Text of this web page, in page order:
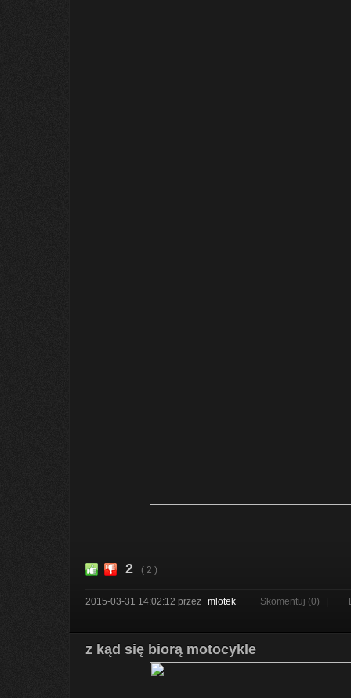
2 ( 2 )
2015-03-31 14:02:12 przez mlotek Skomentuj (0)
z kąd się biorą motocykle